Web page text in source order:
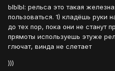
ЫЫЫ: рельса это такая
пользоваться. 1) кладёшь руки
до тех пор, пока они не станут
прямоты используешь этуже
глючат, винда не слетает
)))